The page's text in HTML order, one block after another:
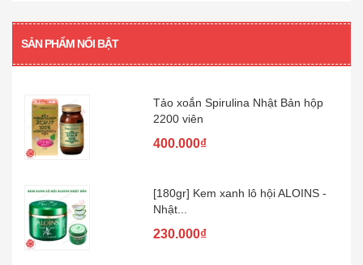
SẢN PHẨM NỔI BẬT
2200 viên
Nhật...